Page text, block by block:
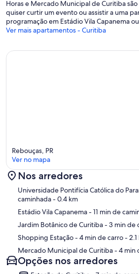
Horas e Mercado Municipal de Curitiba
quiser curtir um evento ou assistir a uma
programação em Estádio Vila Capanema
Ver mais apartamentos - Curitiba
Mapa
Rebouças, PR
Ver no mapa
Nos arredores
Universidade Pontifícia Católica do
caminhada- 0.4 km
Estádio Vila Capanema- 11 min de
Jardim Botânico de Curitiba- 3 min de
Shopping Estação- 4 min de carro-
Mercado Municipal de Curitiba- 4 min
Opções nos arredores